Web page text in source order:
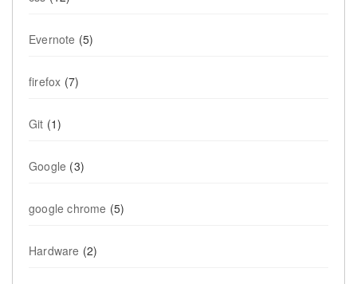
Evernote (5)
firefox (7)
Git (1)
Google (3)
google chrome (5)
Hardware (2)